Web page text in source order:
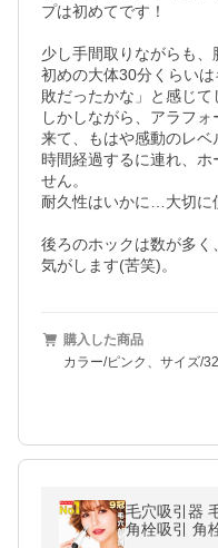
プは初めてです！
少し手間取りながらも、
初めの大体30分くらい
敗だったかな」と感じ
しかしながら、アラフ
来て、もはや感動のレベ
時間経過するに連れ、ホ
せん。
耐久性はいかに…大切に
後ろのホックは数が多
気がします(苦笑)。
購入した商品
カラー/ピンク、サイズ/
毛穴吸引器
角栓吸引 角